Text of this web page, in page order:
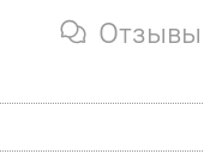
Отзывы